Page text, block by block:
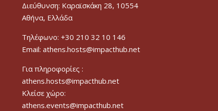
Διεύθυνση: Καραϊσκάκη 28, 10554
Αθήνα, Ελλάδα
Τηλέφωνο: +30 210 32 10 146
Email: athens.hosts@impacthub.net
Για πληροφορίες :
athens.hosts@impacthub.net
Κλείσε χώρο:
athens.events@impacthub.net